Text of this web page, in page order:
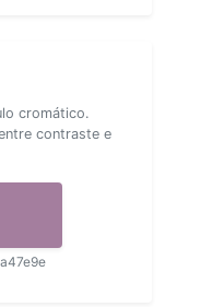
cromático.
contraste e